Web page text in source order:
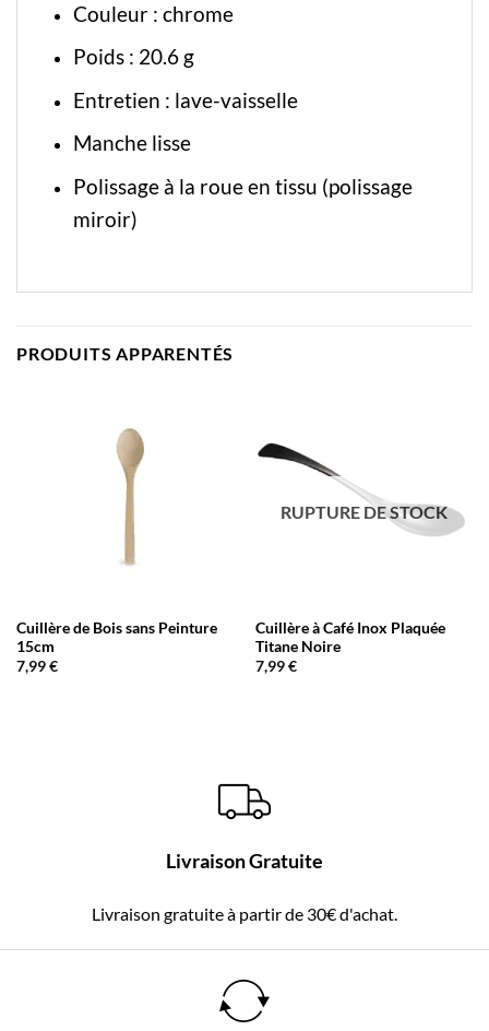
Couleur : chrome
Poids : 20.6 g
Entretien : lave-vaisselle
Manche lisse
Polissage à la roue en tissu (polissage
miroir)
PRODUITS APPARENTÉS
Cuillère de Bois sans Peinture
15cm
7,99€
RUPTURE DE STOCK
Cuillère à Café Inox Plaquée
Titane Noire
7,99€
Livraison Gratuite
Livraison gratuite à partir de 30€ d'achat.